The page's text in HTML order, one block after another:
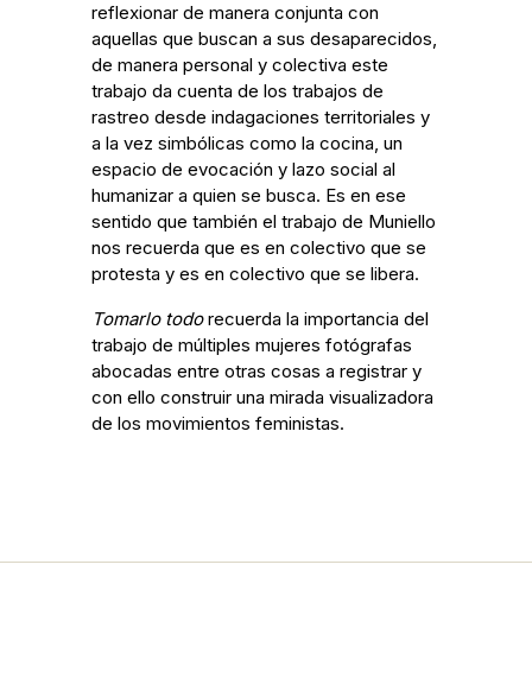
reflexionar de manera conjunta con
aquellas que buscan a sus desaparecidos,
de manera personal y colectiva este
trabajo da cuenta de los trabajos de
rastreo desde indagaciones territoriales y
a la vez simbólicas como la cocina, un
espacio de evocación y lazo social al
humanizar a quien se busca. Es en ese
sentido que también el trabajo de Muniello
nos recuerda que es en colectivo que se
protesta y es en colectivo que se libera.
Tomarlo todorecuerda la importancia del
trabajo de múltiples mujeres fotógrafas
abocadas entre otras cosas a registrar y
con ello construir una mirada visualizadora
de los movimientos feministas.